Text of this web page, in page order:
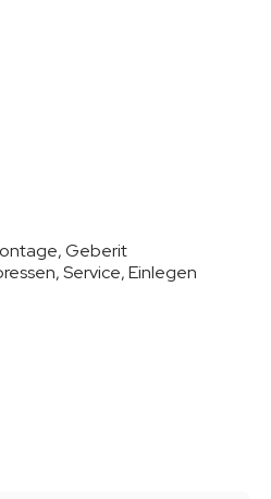
Geberit
Service, Einlegen